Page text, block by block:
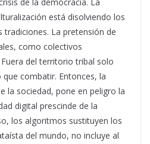
está disolviendo los
La pretensión de
como colectivos
del territorio tribal solo
combatir. Entonces, la
la sociedad, pone en peligro la
digital prescinde de la
los algoritmos sustituyen los
del mundo, no incluye al